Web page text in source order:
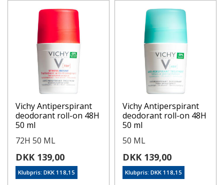
Vichy Antiperspirant
deodorant roll-on 48H
50 ml
72H 50 ML
DKK 139,00
Klubpris: DKK 118,15
Vichy Antiperspirant
deodorant roll-on 48H
50 ml
50 ML
DKK 139,00
Klubpris: DKK 118,15